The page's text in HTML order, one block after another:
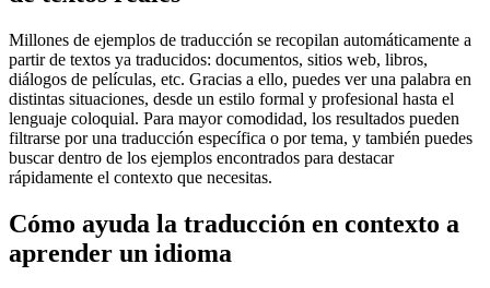
Millones de ejemplos de traducción se recopilan automáticamente a
partir de textos ya traducidos: documentos, sitios web, libros,
diálogos de películas, etc. Gracias a ello, puedes ver una palabra en
distintas situaciones, desde un estilo formal y profesional hasta el
lenguaje coloquial. Para mayor comodidad, los resultados pueden
filtrarse por una traducción específica o por tema, y también puedes
buscar dentro de los ejemplos encontrados para destacar
rápidamente el contexto que necesitas.
Cómo ayuda la traducción en contexto a
aprender un idioma